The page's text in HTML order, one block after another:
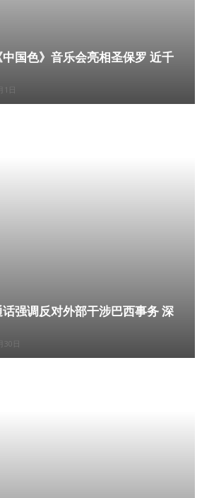
国色》音乐会亮相圣保罗 近千
日
强调反对外部干涉巴西事务 深
日